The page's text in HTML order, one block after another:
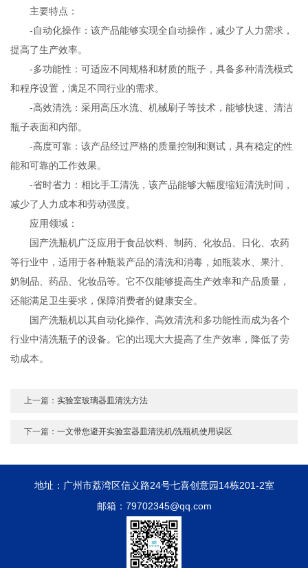
主要特点：
-自动化操作：该产品能够实现全自动操作，减少了人力需求，
提高了生产效率。
-多功能性：可适应不同规格和材质的瓶子，具备多种清洗模式
和程序设置，满足不同行业的需求。
-高效清洗：采用高压水流、机械刷子等技术，能够快速、清洁
瓶子表面和内部。
-高度可靠：该产品经过严格的质量控制和测试，具有稳定的性
能和可靠的工作效果。
-省时省力：相比手工清洗，该产品能够大幅度缩短清洗时间，
减少了人力成本和劳动强度。
应用领域：
国产洗瓶机广泛应用于食品饮料、制药、化妆品、日化、农药
等行业中，适用于各种瓶装产品的清洗和消毒，如瓶装水、果汁、
奶制品、药品、化妆品等。它不仅能够提高生产效率和产品质量，
还能满足卫生要求，保障消费者的健康安全。
国产洗瓶机以其自动化操作、高效清洗和多功能性而成为各个
行业中清洗瓶子的设备。它的出现大大提高了生产效率，降低了劳
动成本。
上一篇：实验室玻璃器皿清洗方法
下一篇：一文带您避开实验室器皿清洗机/洗瓶机使用误区
地址：广州市荔湾区信义路24号七喜创意园14栋201-2室
邮箱：79702345@qq.com